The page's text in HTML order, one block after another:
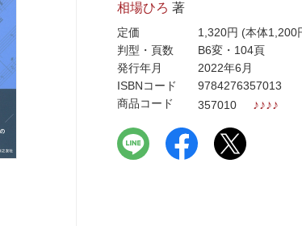
相場ひろ 著
定価 1,320円 (本体1,200
判型・頁数
B6変・104頁
発行年月
2022年6月
ISBNコード
9784276357013
商品コード
357010 ♪♪♪♪